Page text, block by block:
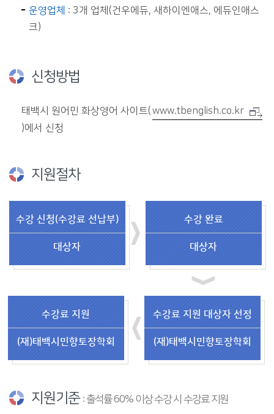
운영업체
: 3개 업체(건우에듀, 새하이엔애스, 에듀인애스
크)
신청방법
태백시 원어민 화상영어 사이트(www.tbenglish.co.kr
)에서 신청
지원절차
수강 신청(수강료 선납부)
대상자
수강 완료
대상자
수강료 지원 대상자 선정
(재)태백시민향토장학회
수강료 지원
(재)태백시민향토장학회
지원기준: 출석률 60% 이상 수강 시 수강료 지원